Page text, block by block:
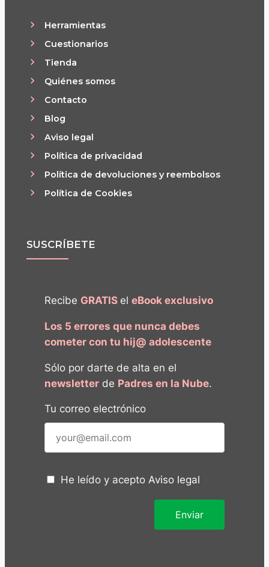
Herramientas
Cuestionarios
Tienda
Quiénes somos
Contacto
Blog
Aviso legal
Política de privacidad
Política de devoluciones y reembolsos
Política de Cookies
SUSCRÍBETE
Recibe GRATIS el eBook exclusivo
Los 5 errores que nunca debes
cometer con tu hij@ adolescente
Sólo por darte de alta en el
newsletterde Padres en la Nube.
Tu correo electrónico
He leído y acepto Aviso legal